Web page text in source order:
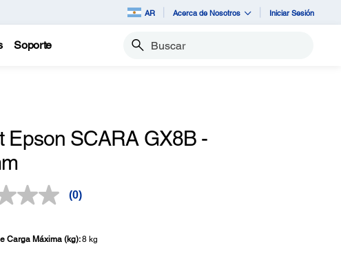
AR Acerca de Nosotros Iniciar Sesión
Soporte Buscar
Epson SCARA GX8B -
Sin
en
la
(0)
Carga Máxima (kg):8 kg